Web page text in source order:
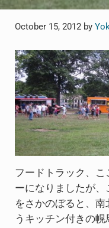
October 15, 2012 by
フードトラック、
ーになりましたが
をさかのぼると、
うキッチン付きの